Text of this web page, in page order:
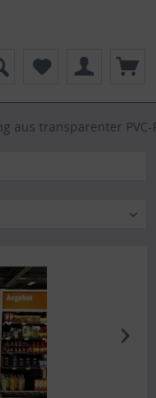
aus transparenter PVC-